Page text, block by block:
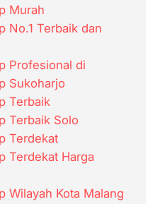
Murah
No.1 Terbaik dan
Profesional di
Sukoharjo
Terbaik
Terbaik Solo
Terdekat
Terdekat Harga
Wilayah Kota Malang